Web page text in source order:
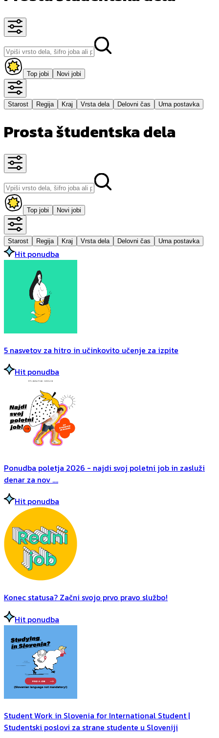
Top jobi Novi jobi
Starost Regija Kraj Vrsta dela Delovni čas Urna postavka
Prosta študentska dela
Top jobi Novi jobi
Starost Regija Kraj Vrsta dela Delovni čas Urna postavka
Hit ponudba
5 nasvetov za hitro in učinkovito učenje za izpite
Hit ponudba
Ponudba poletja 2026 - najdi svoj poletni job in zasluži
denar za nov ....
Hit ponudba
Konec statusa? Začni svojo prvo pravo službo!
Hit ponudba
Student Work in Slovenia for International Student |
Studentski poslovi za strane studente u Sloveniji